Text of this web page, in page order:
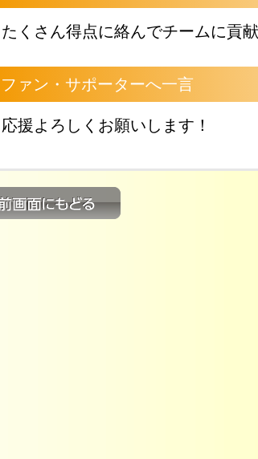
たくさん得点に絡んでチームに貢献
ファン・サポーターへ一言
応援よろしくお願いします！